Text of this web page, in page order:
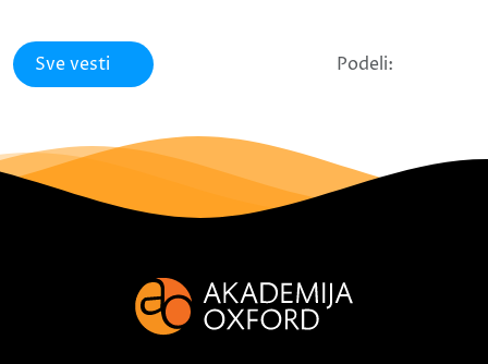
Sve vesti Podeli: